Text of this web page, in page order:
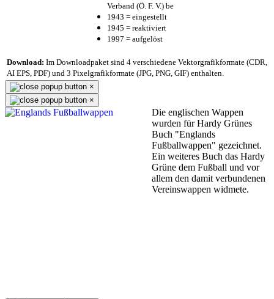
Verband (Ö. F. V.) be
1943 = eingestellt
1945 = reaktiviert
1997 = aufgelöst
Download: Im Downloadpaket sind 4 verschiedene Vektorgrafikformate (CDR,
AI EPS, PDF) und 3 Pixelgrafikformate (JPG, PNG, GIF) enthalten.
×
×
Die englischen Wappen
wurden für Hardy Grünes
Buch "Englands
Fußballwappen" gezeichnet.
Ein weiteres Buch das Hardy
Grüne dem Fußball und vor
allem den damit verbundenen
Vereinswappen widmete.